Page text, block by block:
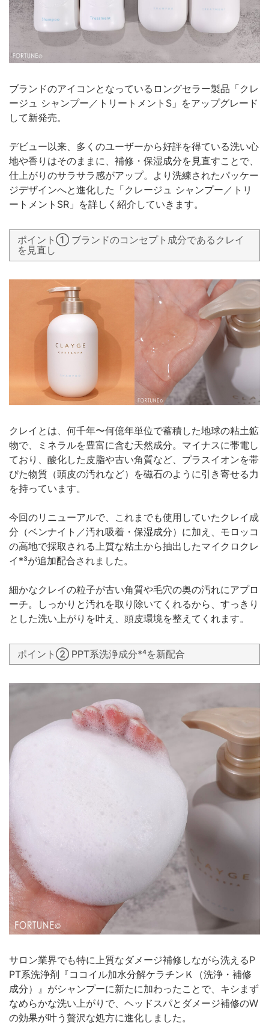
ブランドのアイコンとなっているロングセラー製品「クレ
ージュ シャンプー／トリートメントS」をアップグレード
して新発売。
デビュー以来、多くのユーザーから好評を得ている洗い心
地や香りはそのままに、補修・保湿成分を見直すことで、
仕上がりのサラサラ感がアップ。より洗練されたパッケー
ジデザインへと進化した「クレージュ シャンプー／トリ
ートメントSR」を詳しく紹介していきます。
ポイント① ブランドのコンセプト成分であるクレイ
を見直し
クレイとは、何千年〜何億年単位で蓄積した地球の粘土鉱
物で、ミネラルを豊富に含む天然成分。マイナスに帯電し
ており、酸化した皮脂や古い角質など、プラスイオンを帯
びた物質（頭皮の汚れなど）を磁石のように引き寄せる力
を持っています。
今回のリニューアルで、これまでも使用していたクレイ成
分（ベンナイト／汚れ吸着・保湿成分）に加え、モロッコ
の高地で採取される上質な粘土から抽出したマイクロクレ
イ*³が追加配合されました。
細かなクレイの粒子が古い角質や毛穴の奥の汚れにアプロ
ーチ。しっかりと汚れを取り除いてくれるから、すっきり
とした洗い上がりを叶え、頭皮環境を整えてくれます。
ポイント② PPT系洗浄成分*⁴を新配合
サロン業界でも特に上質なダメージ補修しながら洗えるP
PT系洗浄剤『ココイル加水分解ケラチンＫ（洗浄・補修
成分）』がシャンプーに新たに加わったことで、キシまず
なめらかな洗い上がりで、ヘッドスパとダメージ補修のW
の効果が叶う贅沢な処方に進化しました。